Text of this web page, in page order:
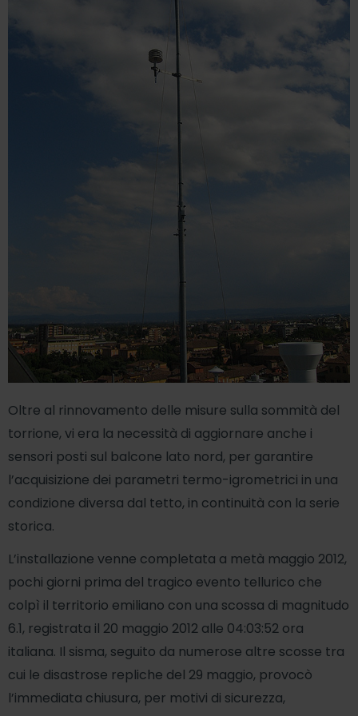
Oltre al rinnovamento delle misure sulla sommità del
torrione, vi era la necessità di aggiornare anche i
sensori posti sul balcone lato nord, per garantire
l’acquisizione dei parametri termo-igrometrici in una
condizione diversa dal tetto, in continuità con la serie
storica.
L’installazione venne completata a metà maggio 2012,
pochi giorni prima del tragico evento tellurico che
colpì il territorio emiliano con una scossa di magnitudo
6.1, registrata il 20 maggio 2012 alle 04:03:52 ora
italiana. Il sisma, seguito da numerose altre scosse tra
cui le disastrose repliche del 29 maggio, provocò
l’immediata chiusura, per motivi di sicurezza,